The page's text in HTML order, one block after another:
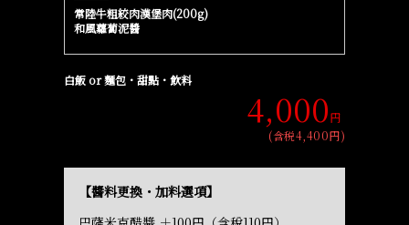
常陸牛粗絞肉漢堡肉(200g)
和風蘿蔔泥醬
白飯 or 麵包・甜點・飲料
4,000円
(含税4,400円)
【醬料更換・加料選項】